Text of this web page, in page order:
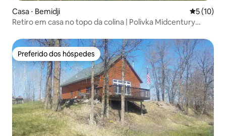
Casa ⋅ Bemidji 5 de uma
5 (10)
Retiro em casa no topo da colina | Polivka Midcentury
Preferido dos hóspedes
Preferido dos hóspedes